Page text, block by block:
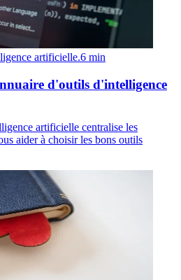
artificielle.6 min
d'outils d'intelligence
artificielle centralise les
aider à choisir les bons outils